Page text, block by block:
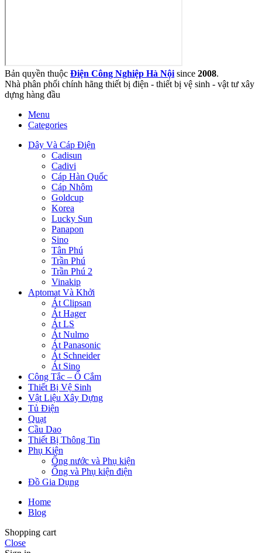
Bản quyền thuộc Điện Công Nghiệp Hà Nội since 2008.
Nhà phân phối chính hãng thiết bị điện - thiết bị vệ sinh - vật tư xây
dựng hàng đầu
Menu
Categories
Dây Và Cáp Điện
Cadisun
Cadivi
Cáp Hàn Quốc
Cáp Nhôm
Goldcup
Korea
Lucky Sun
Panapon
Sino
Tân Phú
Trần Phú
Trần Phú 2
Vinakip
Aptomat Và Khởi
Át Clipsan
Át Hager
Át LS
Át Nulmo
Át Panasonic
Át Schneider
Át Sino
Công Tắc – Ổ Cắm
Thiết Bị Vệ Sinh
Vật Liệu Xây Dựng
Tủ Điện
Quạt
Cầu Dao
Thiết Bị Thông Tin
Phụ Kiện
Ống nước và Phụ kiện
Ống và Phụ kiện điện
Đồ Gia Dụng
Home
Blog
Shopping cart
Close